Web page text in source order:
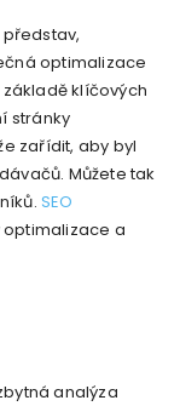
optimalizace
klíčových
stránky
zařídit, aby byl
Můžete tak
SEO
a
analýza